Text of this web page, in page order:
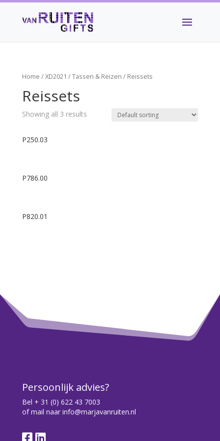
Home /XD2021 /Tassen & Reizen / Reissets
Reissets
Showing all 3 results
P250.03
P786.00
P820.01
Persoonlijk advies?
Bel + 31 (0) 622 43 7003
of mail naar info@marjavanruiten.nl